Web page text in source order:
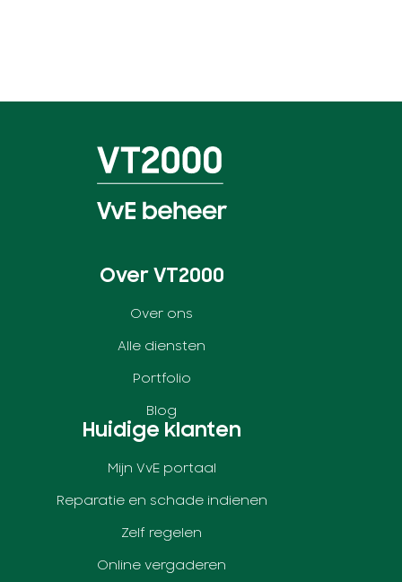
Over VT2000
Over ons
Alle diensten
Portfolio
Blog
Huidige klanten
Mijn VvE portaal
Reparatie en schade indienen
Zelf regelen
Online vergaderen